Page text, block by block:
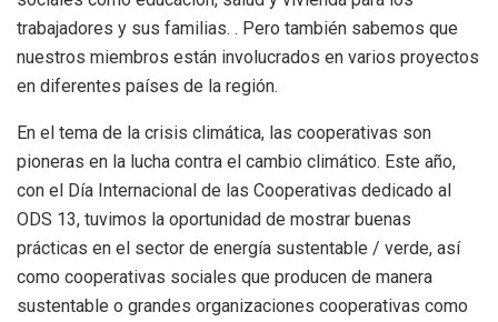
trabajadores y sus familias. . Pero también sabemos que
nuestros miembros están involucrados en varios proyectos
en diferentes países de la región.
En el tema de la crisis climática, las cooperativas son
pioneras en la lucha contra el cambio climático. Este año,
con el Día Internacional de las Cooperativas dedicado al
ODS 13, tuvimos la oportunidad de mostrar buenas
prácticas en el sector de energía sustentable / verde, así
como cooperativas sociales que producen de manera
sustentable o grandes organizaciones cooperativas como